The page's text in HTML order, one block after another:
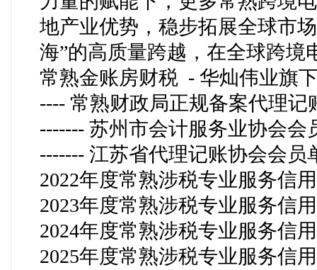
地产业优势，稳步拓展全球市
海”的高质量跨越，在全球跨
常熟金账房财税 - 华灿伟业旗
---- 常熟财政局正规备案代理
------- 苏州市会计服务业协会会
------- 江苏省代理记账协会会员
2022年度常熟涉税专业服务信用
2023年度常熟涉税专业服务信用
2024年度常熟涉税专业服务信用
2025年度常熟涉税专业服务信用